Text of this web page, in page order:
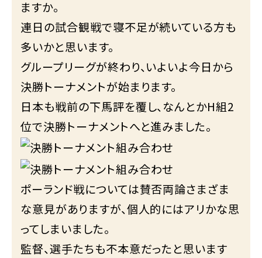
ますか。
連日の試合観戦で寝不足が続いている方も
多いかと思います。
グループリーグが終わり、いよいよ今日から
決勝トーナメントが始まります。
日本も戦前の下馬評を覆し、なんとかH組2
位で決勝トーナメントへと進みました。
ポーランド戦については賛否両論さまざま
な意見がありますが、個人的にはアリかな思
ってしまいました。
監督、選手たちも不本意だったと思います